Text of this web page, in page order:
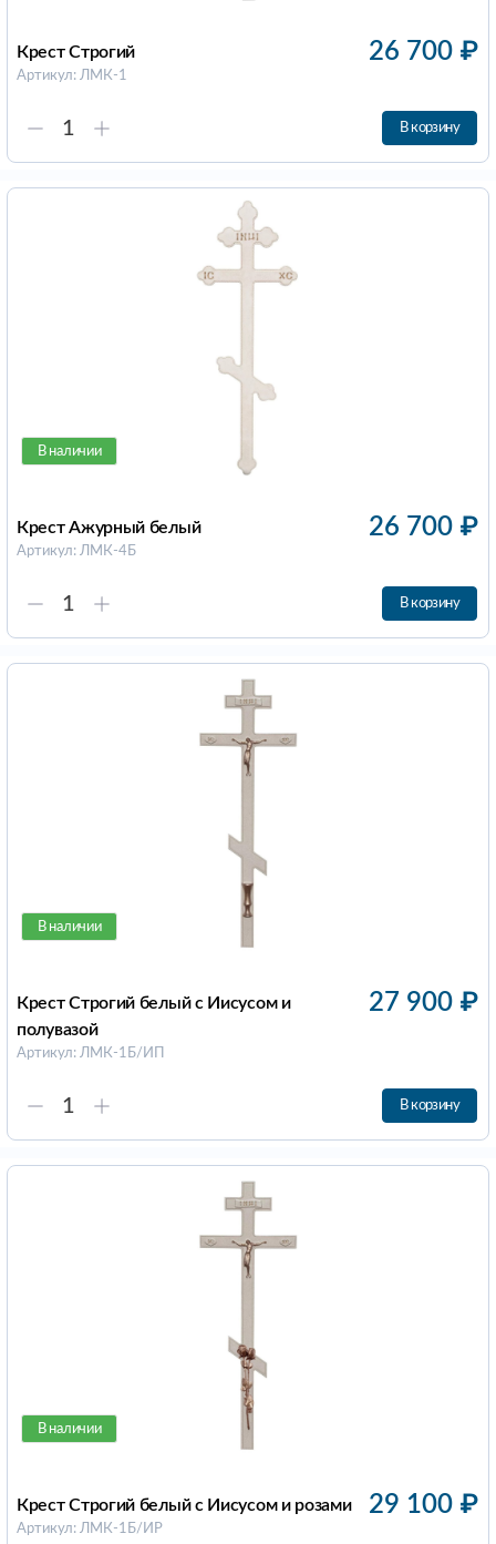
Крест Строгий
Артикул: ЛМК-1
26 700 ₽
В корзину
В наличии
Крест Ажурный белый
Артикул: ЛМК-4Б
26 700 ₽
В корзину
В наличии
Крест Строгий белый с Иисусом и
полувазой
Артикул: ЛМК-1Б/ИП
27 900 ₽
В корзину
В наличии
Крест Строгий белый с Иисусом и розами
Артикул: ЛМК-1Б/ИР
29 100 ₽